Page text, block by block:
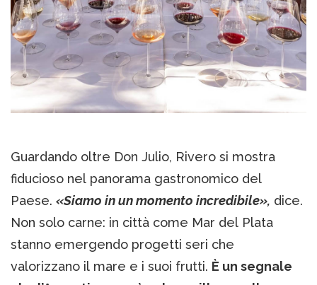
Guardando oltre Don Julio, Rivero si mostra
fiducioso nel panorama gastronomico del
Paese. «Siamo in un momento incredibile», dice.
Non solo carne: in città come Mar del Plata
stanno emergendo progetti seri che
valorizzano il mare e i suoi frutti. È un segnale